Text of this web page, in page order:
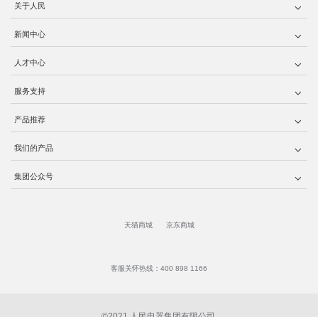
关于人民
新闻中心
人才中心
服务支持
产品推荐
我们的产品
集团公众号
天猫商城 京东商城
客服关怀热线：400 898 1166